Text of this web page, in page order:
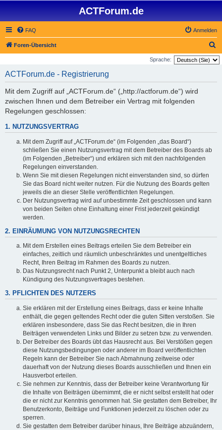
ACTForum.de
FAQ Anmelden
Foren-Übersicht
u
Sprache:
ACTForum.de - Registrierung
Mit dem Zugriff auf „ACTForum.de“ („http://actforum.de“) wird
zwischen Ihnen und dem Betreiber ein Vertrag mit folgenden
Regelungen geschlossen:
1. NUTZUNGSVERTRAG
Mit dem Zugriff auf „ACTForum.de“ (im Folgenden „das Board“)
schließen Sie einen Nutzungsvertrag mit dem Betreiber des Boards ab
(im Folgenden „Betreiber“) und erklären sich mit den nachfolgenden
Regelungen einverstanden.
Wenn Sie mit diesen Regelungen nicht einverstanden sind, so dürfen
Sie das Board nicht weiter nutzen. Für die Nutzung des Boards gelten
jeweils die an dieser Stelle veröffentlichten Regelungen.
Der Nutzungsvertrag wird auf unbestimmte Zeit geschlossen und kann
von beiden Seiten ohne Einhaltung einer Frist jederzeit gekündigt
werden.
2. EINRÄUMUNG VON NUTZUNGSRECHTEN
Mit dem Erstellen eines Beitrags erteilen Sie dem Betreiber ein
einfaches, zeitlich und räumlich unbeschränktes und unentgeltliches
Recht, Ihren Beitrag im Rahmen des Boards zu nutzen.
Das Nutzungsrecht nach Punkt 2, Unterpunkt a bleibt auch nach
Kündigung des Nutzungsvertrages bestehen.
3. PFLICHTEN DES NUTZERS
Sie erklären mit der Erstellung eines Beitrags, dass er keine Inhalte
enthält, die gegen geltendes Recht oder die guten Sitten verstoßen. Sie
erklären insbesondere, dass Sie das Recht besitzen, die in Ihren
Beiträgen verwendeten Links und Bilder zu setzen bzw. zu verwenden.
Der Betreiber des Boards übt das Hausrecht aus. Bei Verstößen gegen
diese Nutzungsbedingungen oder anderer im Board veröffentlichten
Regeln kann der Betreiber Sie nach Abmahnung zeitweise oder
dauerhaft von der Nutzung dieses Boards ausschließen und Ihnen ein
Hausverbot erteilen.
Sie nehmen zur Kenntnis, dass der Betreiber keine Verantwortung für
die Inhalte von Beiträgen übernimmt, die er nicht selbst erstellt hat oder
die er nicht zur Kenntnis genommen hat. Sie gestatten dem Betreiber, Ihr
Benutzerkonto, Beiträge und Funktionen jederzeit zu löschen oder zu
sperren.
Sie gestatten dem Betreiber darüber hinaus, Ihre Beiträge abzuändern,